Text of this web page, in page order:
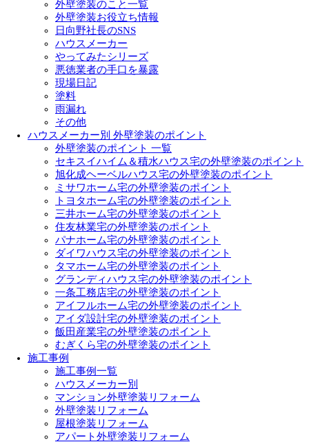
外壁塗装のこと一覧
外壁塗装お役立ち情報
日向野社長のSNS
ハウスメーカー
やってみたシリーズ
悪徳業者の手口を暴露
現場日記
塗料
雨漏れ
その他
ハウスメーカー別 外壁塗装のポイント
外壁塗装のポイント 一覧
セキスイハイム＆積水ハウス宅の外壁塗装のポイント
旭化成ヘーベルハウス宅の外壁塗装のポイント
ミサワホーム宅の外壁塗装のポイント
トヨタホーム宅の外壁塗装のポイント
三井ホーム宅の外壁塗装のポイント
住友林業宅の外壁塗装のポイント
パナホーム宅の外壁塗装のポイント
ダイワハウス宅の外壁塗装のポイント
タマホーム宅の外壁塗装のポイント
グランディハウス宅の外壁塗装のポイント
一条工務店宅の外壁塗装のポイント
アイフルホーム宅の外壁塗装のポイント
アイダ設計宅の外壁塗装のポイント
飯田産業宅の外壁塗装のポイント
むぎくら宅の外壁塗装のポイント
施工事例
施工事例一覧
ハウスメーカー別
マンション外壁塗装リフォーム
外壁塗装リフォーム
屋根塗装リフォーム
アパート外壁塗装リフォーム